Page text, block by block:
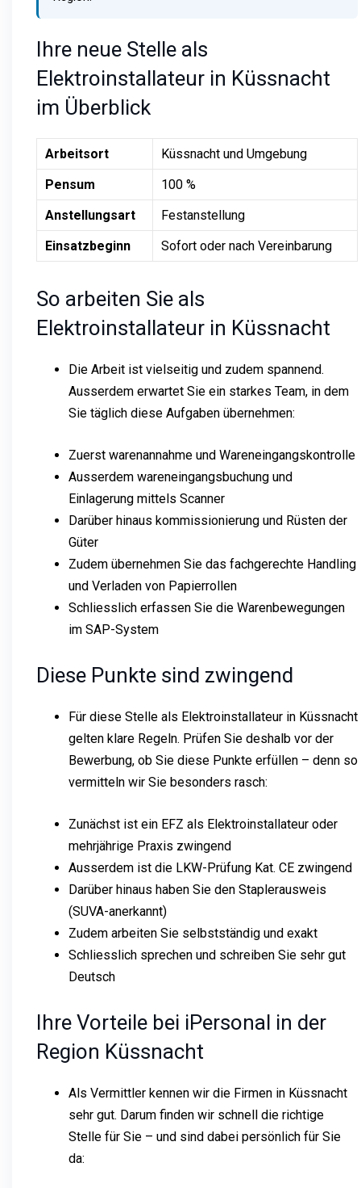
Ihre neue Stelle als
Elektroinstallateur in Küssnacht
im Überblick
Arbeitsort
Küssnacht und Umgebung
Pensum
100 %
Anstellungsart
Festanstellung
Einsatzbeginn
Sofort oder nach Vereinbarung
So arbeiten Sie als
Elektroinstallateur in Küssnacht
Die Arbeit ist vielseitig und zudem spannend.
Ausserdem erwartet Sie ein starkes Team, in dem
Sie täglich diese Aufgaben übernehmen:
Zuerst warenannahme und Wareneingangskontrolle
Ausserdem wareneingangsbuchung und
Einlagerung mittels Scanner
Darüber hinaus kommissionierung und Rüsten der
Güter
Zudem übernehmen Sie das fachgerechte Handling
und Verladen von Papierrollen
Schliesslich erfassen Sie die Warenbewegungen
im SAP-System
Diese Punkte sind zwingend
Für diese Stelle als Elektroinstallateur in Küssnacht
gelten klare Regeln. Prüfen Sie deshalb vor der
Bewerbung, ob Sie diese Punkte erfüllen – denn so
vermitteln wir Sie besonders rasch:
Zunächst ist ein EFZ als Elektroinstallateur oder
mehrjährige Praxis zwingend
Ausserdem ist die LKW-Prüfung Kat. CE zwingend
Darüber hinaus haben Sie den Staplerausweis
(SUVA-anerkannt)
Zudem arbeiten Sie selbstständig und exakt
Schliesslich sprechen und schreiben Sie sehr gut
Deutsch
Ihre Vorteile bei iPersonal in der
Region Küssnacht
Als Vermittler kennen wir die Firmen in Küssnacht
sehr gut. Darum finden wir schnell die richtige
Stelle für Sie – und sind dabei persönlich für Sie
da: